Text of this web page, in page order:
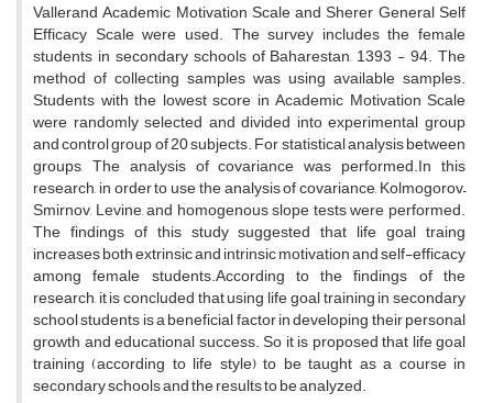
Vallerand Academic Motivation Scale and Sherer General Self
Efficacy Scale were used. The survey includes the female
students in secondary schools of Baharestan, 1393 - 94. The
method of collecting samples was using available samples.
Students with the lowest score in Academic Motivation Scale
were randomly selected and divided into experimental group
and control group of 20 subjects. For statistical analysis between
groups, The analysis of covariance was performed.In this
research, in order to use the analysis of covariance, Kolmogorov–
Smirnov, Levine, and homogenous slope tests were performed.
The findings of this study suggested that life goal traing
increases both extrinsic and intrinsic motivation and self-efficacy
among female students.According to the findings of the
research, it is concluded that using life goal training in secondary
school students is a beneficial factor in developing their personal
growth and educational success. So it is proposed that life goal
training (according to life style) to be taught as a course in
secondary schools and the results to be analyzed.